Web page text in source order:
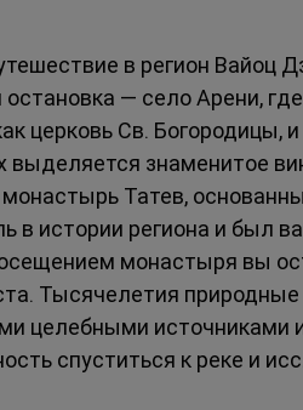
в регион Вайоц
— село Арени,
церковь Св. Богородицы,
выделяется знаменитое
Татев,
в истории региона и был
монастыря вы
Тысячелетия
целебными источниками
спуститься к реке и